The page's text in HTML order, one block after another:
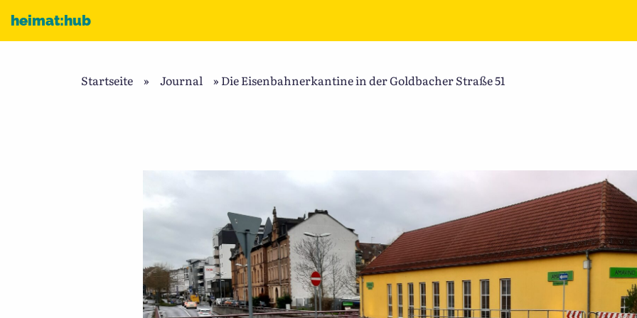
heimat:hub
Startseite » Journal » Die Eisenbahnerkantine in der Goldbacher Straße 51